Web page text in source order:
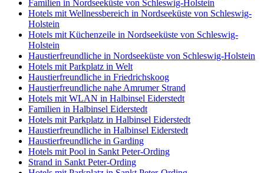
Familien in Nordseeküste von Schleswig-Holstein
Hotels mit Wellnessbereich in Nordseeküste von Schleswig-
Holstein
Hotels mit Küchenzeile in Nordseeküste von Schleswig-
Holstein
Haustierfreundliche in Nordseeküste von Schleswig-Holstein
Hotels mit Parkplatz in Welt
Haustierfreundliche in Friedrichskoog
Haustierfreundliche nahe Amrumer Strand
Hotels mit WLAN in Halbinsel Eiderstedt
Familien in Halbinsel Eiderstedt
Hotels mit Parkplatz in Halbinsel Eiderstedt
Haustierfreundliche in Halbinsel Eiderstedt
Haustierfreundliche in Garding
Hotels mit Pool in Sankt Peter-Ording
Strand in Sankt Peter-Ording